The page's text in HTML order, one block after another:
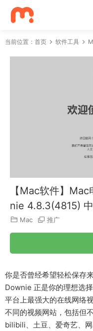
当前位置： 首页 软件工具
【Mac软件】
nie 4.8.3(4815)
Mac 推广
你是否曾经希望轻松保存
Downie 正是你的理想选
平台上最强大的在线网络
不同的视频网站，包括但
bilibili、土豆、爱奇艺、